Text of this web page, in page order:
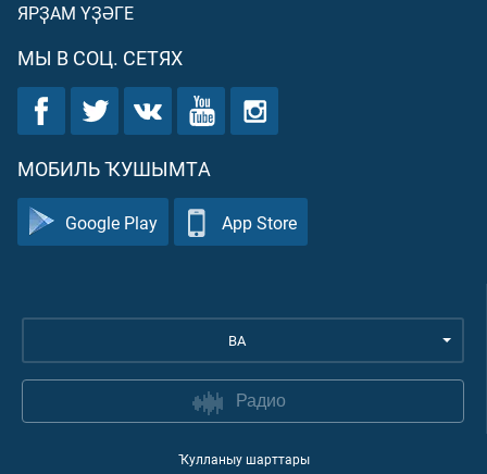
ЯРҘАМ ҮҘӘГЕ
МЫ В СОЦ. СЕТЯХ
МОБИЛЬ ҠУШЫМТА
Google Play App Store
BA
Радио
Ҡулланыу шарттары